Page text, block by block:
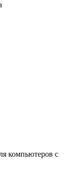
компьютеров с